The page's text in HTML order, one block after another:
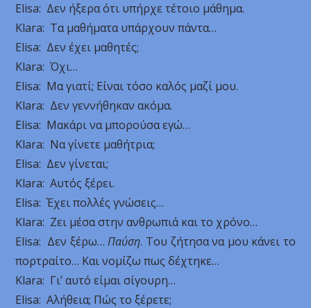
Εlisa: Δεν ήξερα ότι υπήρχε τέτοιο μάθημα.
Klara: Τα μαθήματα υπάρχουν πάντα…
Εlisa: Δεν έχει μαθητές;
Klara: Όχι…
Εlisa: Μα γιατί; Είναι τόσο καλός μαζί μου.
Klara: Δεν γεννήθηκαν ακόμα.
Εlisa: Μακάρι να μπορούσα εγώ…
Klara: Να γίνετε μαθήτρια;
Εlisa: Δεν γίνεται;
Klara: Αυτός ξέρει.
Εlisa: Έχει πολλές γνώσεις…
Klara: Ζει μέσα στην ανθρωπιά και το χρόνο…
Εlisa: Δεν ξέρω…Παύση. Του ζήτησα να μου κάνει το
πορτραίτο… Και νομίζω πως δέχτηκε…
Klara: Γι’ αυτό είμαι σίγουρη…
Εlisa: Αλήθεια; Πώς το ξέρετε;